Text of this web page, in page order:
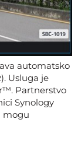
automatsko
Usluga je
Partnerstvo
Synology
mogu